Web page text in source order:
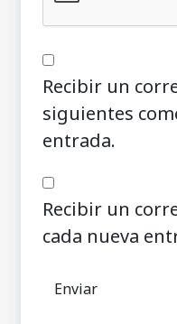
Recibir un
siguientes
entrada.
Recibir un
cada nueva